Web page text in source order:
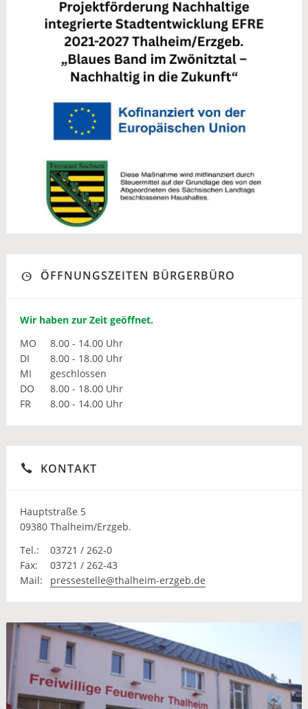
ÖFFNUNGSZEITEN BÜRGERBÜRO
Wir haben zur Zeit geöffnet.
MO
8.00 - 14.00 Uhr
DI
8.00 - 18.00 Uhr
MI
geschlossen
DO
8.00 - 18.00 Uhr
FR
8.00 - 14.00 Uhr
KONTAKT
Hauptstraße 5
09380 Thalheim/Erzgeb.
Tel.:
03721 / 262-0
Fax:
03721 / 262-43
Mail:
pressestelle@thalheim-erzgeb.de